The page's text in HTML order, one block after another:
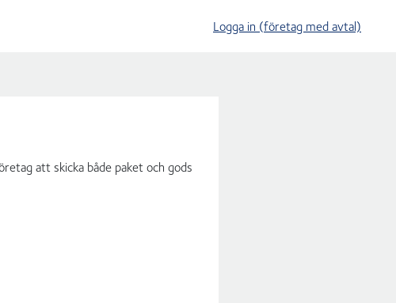
Logga in (företag med avtal)
att skicka både paket och gods